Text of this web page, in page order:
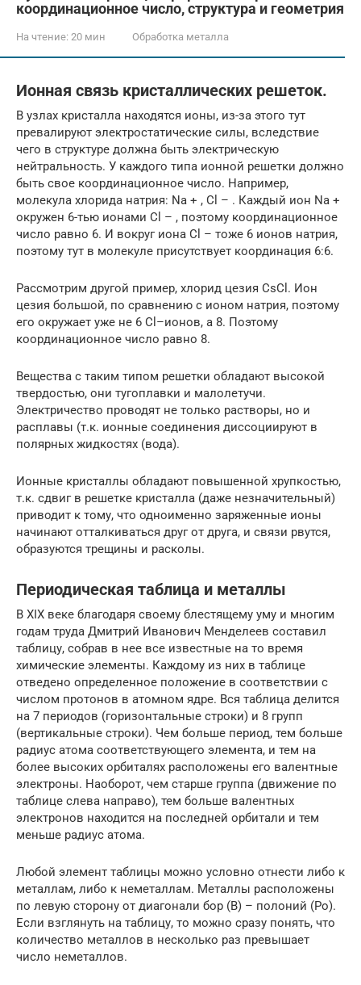
координационное число, структура и геометрия
На чтение: 20 мин Обработка металла
Ионная связь кристаллических решеток.
В узлах кристалла находятся ионы, из-за этого тут
превалируют электростатические силы, вследствие
чего в структуре должна быть электрическую
нейтральность. У каждого типа ионной решетки должно
быть свое координационное число. Например,
молекула хлорида натрия: Na + , Cl – . Каждый ион Na +
окружен 6-тью ионами Cl – , поэтому координационное
число равно 6. И вокруг иона Cl – тоже 6 ионов натрия,
поэтому тут в молекуле присутствует координация 6:6.
Рассмотрим другой пример, хлорид цезия CsCl. Ион
цезия большой, по сравнению с ионом натрия, поэтому
его окружает уже не 6 Cl–ионов, а 8. Поэтому
координационное число равно 8.
Вещества с таким типом решетки обладают высокой
твердостью, они тугоплавки и малолетучи.
Электричество проводят не только растворы, но и
расплавы (т.к. ионные соединения диссоциируют в
полярных жидкостях (вода).
Ионные кристаллы обладают повышенной хрупкостью,
т.к. сдвиг в решетке кристалла (даже незначительный)
приводит к тому, что одноименно заряженные ионы
начинают отталкиваться друг от друга, и связи рвутся,
образуются трещины и расколы.
Периодическая таблица и металлы
В XIX веке благодаря своему блестящему уму и многим
годам труда Дмитрий Иванович Менделеев составил
таблицу, собрав в нее все известные на то время
химические элементы. Каждому из них в таблице
отведено определенное положение в соответствии с
числом протонов в атомном ядре. Вся таблица делится
на 7 периодов (горизонтальные строки) и 8 групп
(вертикальные строки). Чем больше период, тем больше
радиус атома соответствующего элемента, и тем на
более высоких орбиталях расположены его валентные
электроны. Наоборот, чем старше группа (движение по
таблице слева направо), тем больше валентных
электронов находится на последней орбитали и тем
меньше радиус атома.
Любой элемент таблицы можно условно отнести либо к
металлам, либо к неметаллам. Металлы расположены
по левую сторону от диагонали бор (B) – полоний (Po).
Если взглянуть на таблицу, то можно сразу понять, что
количество металлов в несколько раз превышает
число неметаллов.